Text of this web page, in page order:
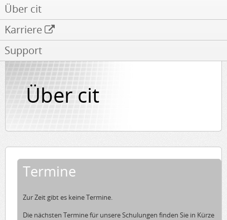
Über cit
Karriere
Support
Über cit
Termine
Zur Zeit gibt es keine Termine.
Die nächsten Termine für unsere Schulungen finden Sie in Kürze